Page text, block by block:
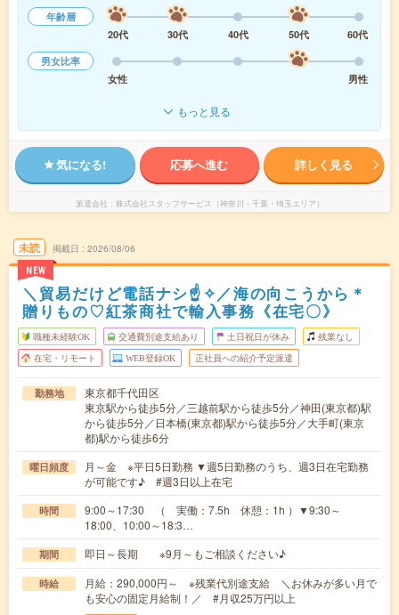
年齢層
20代
30代 40代 50代
60代
男女比率
女性
男性
もっと見る
気になる! 応募へ進む 詳しく見る
派遣会社 株式会社スタッフサービス（神奈川・千葉・埼玉エリア）
未読
NEW
掲載日 2026/08/06
＼貿易だけど電話ナシ☝✧／海の向こうから＊
贈りもの♡紅茶商社で輸入事務《在宅〇》
職種未経験OK 交通費別途支給あり 土日祝日が休み 残業なし
在宅・リモート WEB登録OK 正社員への紹介予定派遣
勤務地
東京都千代田区
東京駅から徒歩5分／三越前駅から徒歩5分／神田(東京都)駅
から徒歩5分／日本橋(東京都)駅から徒歩5分／大手町(東京
都)駅から徒歩6分
曜日頻度
月～金 ※平日5日勤務 ▼週5日勤務のうち、週3日在宅勤務
が可能です♪ #週3日以上在宅
時間
9:00～17:30 （ 実働：7.5h 休憩：1h ）▼9:30～
18:00、10:00～18:3…
期間 即日～長期 ※9月～もご相談ください♪
時給
月給：290,000円～ ※残業代別途支給 ＼お休みが多い月で
も安心の固定月給制！／ #月収25万円以上